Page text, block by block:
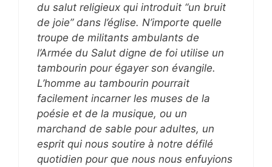
du salut religieux qui introduit “un bruit
de joie” dans l’église. N’importe quelle
troupe de militants ambulants de
l’Armée du Salut digne de foi utilise un
tambourin pour égayer son évangile.
L’homme au tambourin pourrait
facilement incarner les muses de la
poésie et de la musique, ou un
marchand de sable pour adultes, un
esprit qui nous soutire à notre défilé
quotidien pour que nous nous enfuyions